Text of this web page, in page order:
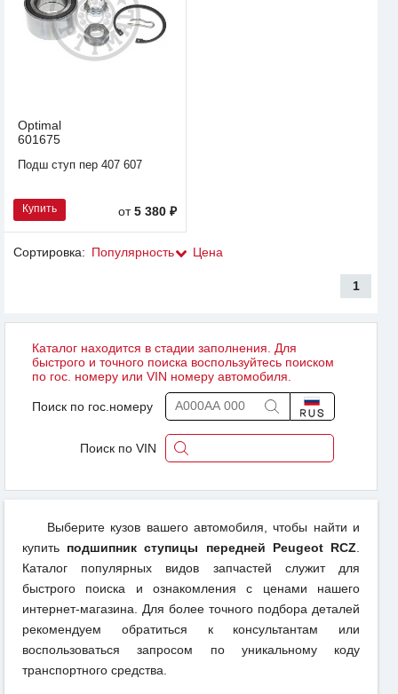
Optimal
601675
Подш ступ пер 407 607
Купить от5 380 ₽
Сортировка: Популярность Цена
1
Каталог находится в стадии заполнения. Для
быстрого и точного поиска воспользуйтесь поиском
по гос. номеру или VIN номеру автомобиля.
Поиск по гос.номеру
Поиск по VIN
Выберите кузов вашего автомобиля, чтобы найти и
купить подшипник ступицы передней Peugeot RCZ
Каталог популярных видов запчастей служит для
быстрого поиска и ознакомления с ценами нашего
интернет-магазина. Для более точного подбора деталей
рекомендуем обратиться к консультантам или
воспользоваться запросом по уникальному коду
транспортного средства.